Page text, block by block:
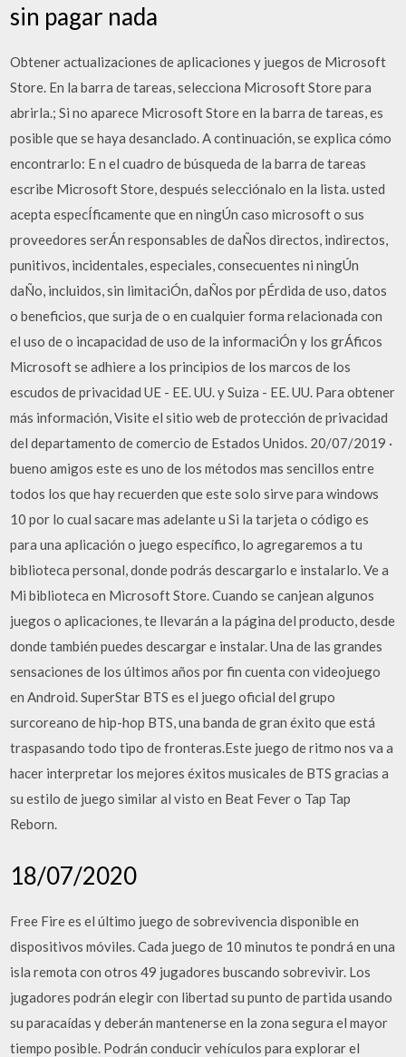
sin pagar nada
Obtener actualizaciones de aplicaciones y juegos de Microsoft
Store. En la barra de tareas, selecciona Microsoft Store para
abrirla.; Si no aparece Microsoft Store en la barra de tareas, es
posible que se haya desanclado. A continuación, se explica cómo
encontrarlo: E n el cuadro de búsqueda de la barra de tareas
escribe Microsoft Store, después selecciónalo en la lista. usted
acepta especÍficamente que en ningÚn caso microsoft o sus
proveedores serÁn responsables de daÑos directos, indirectos,
punitivos, incidentales, especiales, consecuentes ni ningÚn
daÑo, incluidos, sin limitaciÓn, daÑos por pÉrdida de uso, datos
o beneficios, que surja de o en cualquier forma relacionada con
el uso de o incapacidad de uso de la informaciÓn y los grÁficos
Microsoft se adhiere a los principios de los marcos de los
escudos de privacidad UE - EE. UU. y Suiza - EE. UU. Para obtener
más información, Visite el sitio web de protección de privacidad
del departamento de comercio de Estados Unidos. 20/07/2019 ·
bueno amigos este es uno de los métodos mas sencillos entre
todos los que hay recuerden que este solo sirve para windows
10 por lo cual sacare mas adelante u Si la tarjeta o código es
para una aplicación o juego específico, lo agregaremos a tu
biblioteca personal, donde podrás descargarlo e instalarlo. Ve a
Mi biblioteca en Microsoft Store. Cuando se canjean algunos
juegos o aplicaciones, te llevarán a la página del producto, desde
donde también puedes descargar e instalar. Una de las grandes
sensaciones de los últimos años por fin cuenta con videojuego
en Android. SuperStar BTS es el juego oficial del grupo
surcoreano de hip-hop BTS, una banda de gran éxito que está
traspasando todo tipo de fronteras.Este juego de ritmo nos va a
hacer interpretar los mejores éxitos musicales de BTS gracias a
su estilo de juego similar al visto en Beat Fever o Tap Tap
Reborn.
18/07/2020
Free Fire es el último juego de sobrevivencia disponible en
dispositivos móviles. Cada juego de 10 minutos te pondrá en una
isla remota con otros 49 jugadores buscando sobrevivir. Los
jugadores podrán elegir con libertad su punto de partida usando
su paracaídas y deberán mantenerse en la zona segura el mayor
tiempo posible. Podrán conducir vehículos para explorar el